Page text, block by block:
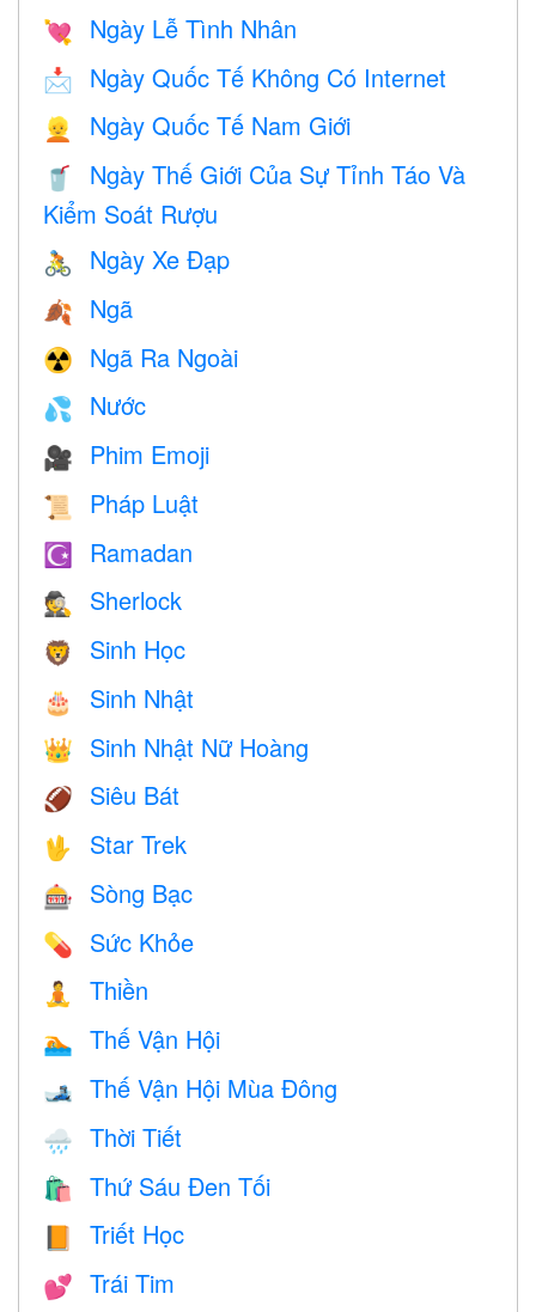
💘 Ngày Lễ Tình Nhân
📩 Ngày Quốc Tế Không Có Internet
👱 Ngày Quốc Tế Nam Giới
🥤
Ngày Thế Giới Của Sự Tỉnh Táo Và
Kiểm Soát Rượu
🚴 Ngày Xe Đạp
🍂 Ngã
☢️ Ngã Ra Ngoài
💦 Nước
🎥 Phim Emoji
📜 Pháp Luật
☪️ Ramadan
🕵️ Sherlock
🦁 Sinh Học
🎂 Sinh Nhật
👑 Sinh Nhật Nữ Hoàng
🏈 Siêu Bát
🖖 Star Trek
🎰 Sòng Bạc
💊 Sức Khỏe
🧘 Thiền
🏊 Thế Vận Hội
🎿 Thế Vận Hội Mùa Đông
🌧 Thời Tiết
🛍 Thứ Sáu Đen Tối
📙 Triết Học
💕 Trái Tim